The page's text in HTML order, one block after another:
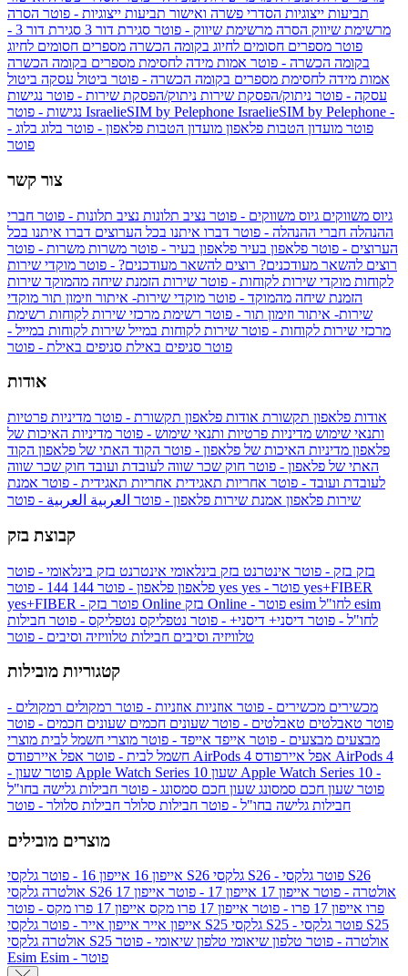
תביעות ייצוגיות הסדרי פשרה ואישור תביעות ייצוגיות - פוטר הסרה
מרשימת שיווק הסרה מרשימת שיווק - פוטר סגירת דור 3
סגירת דור 3 -
פוטר מספרים חסומים לחיוג בקומה הכשרה מספרים חסומים לחיוג
בקומה הכשרה - פוטר אמות מידה לחסימת מספרים בקומה הכשרה
אמות מידה לחסימת מספרים בקומה הכשרה - פוטר ביטול עסקה ביטול
עסקה - פוטר ניתוק/הפסקת שירות ניתוק/הפסקת שירות - פוטר נגישות
IsraelieSIM by Pelephone IsraelieSIM by Pelephone -
פוטר מועדון הטבות פלאפון מועדון הטבות פלאפון - פוטר בלוג בלוג -
פוטר
צור קשר
גיוס משווקים גיוס משווקים - פוטר נציב תלונות נציב תלונות - פוטר חברי
ההנהלה חברי ההנהלה - פוטר דברו איתנו בכל הערוצים דברו איתנו בכל
הערוצים - פוטר פלאפון בעיר פלאפון בעיר - פוטר משרות משרות - פוטר
רוצים להשאר מעודכנים? רוצים להשאר מעודכנים? - פוטר מוקדי שירות
לקוחות מוקדי שירות לקוחות - פוטר שירות הזמנת שיחה מהמוקד שירות
הזמנת שיחה מהמוקד - פוטר מוקדי שירות- איתור וזימון תור מוקדי
שירות- איתור וזימון תור - פוטר רשימת מרכזי שירות לקוחות רשימת
מרכזי שירות לקוחות - פוטר שירות לקוחות במייל שירות לקוחות במייל -
פוטר סניפים באילת סניפים באילת - פוטר
אודות
אודות פלאפון תקשורת אודות פלאפון תקשורת - פוטר מדיניות פרטיות
ותנאי שימוש מדיניות פרטיות ותנאי שימוש - פוטר מדיניות האיכות של
פלאפון מדיניות האיכות של פלאפון - פוטר הקוד האתי של פלאפון הקוד
האתי של פלאפון - פוטר חוק שכר שווה לעובדת ועובד חוק שכר שווה
לעובדת ועובד - פוטר אחריות תאגידית אחריות תאגידית - פוטר אמנת
שירות פלאפון אמנת שירות פלאפון - פוטר العربية العربية - פוטר
קבוצת בזק
בזק בזק - פוטר אינטרנט בזק בינלאומי אינטרנט בזק בינלאומי - פוטר
פלאפון פלאפון - פוטר 144 yes
yes+FIBER
yes+FIBER - פוטר בזק Online
esim
לחו"ל - פוטר דיסני+ דיסני+ - פוטר נטפליקס נטפליקס - פוטר חבילות
טלוויזיה וסיבים חבילות טלוויזיה וסיבים - פוטר
קטגוריות מובילות
מכשירים מכשירים - פוטר אוזניות אוזניות - פוטר רמקולים רמקולים -
פוטר טאבלטים טאבלטים - פוטר שעונים חכמים שעונים חכמים - פוטר
מבצעים מבצעים - פוטר אייפד אייפד - פוטר מוצרי חשמל לבית מוצרי
חשמל לבית - פוטר אפל איירפודס AirPods 4 אפל איירפודס AirPods 4
- פוטר שעון Apple Watch Series 10 שעון Apple Watch Series 10 -
פוטר שעון חכם סמסונג שעון חכם סמסונג - פוטר חבילות גלישה בחו"ל
חבילות גלישה בחו"ל - פוטר חבילות סלולר חבילות סלולר - פוטר
מוצרים מובילים
אייפון 16 אייפון 16 - פוטר גלקסי S26 גלקסי S26 - פוטר גלקסי S26
אולטרה
גלקסי S26 אולטרה - פוטר אייפון 17 אייפון 17 - פוטר
אייפון 17
פרו אייפון 17 פרו - פוטר אייפון 17 פרו מקס
אייפון 17 פרו מקס - פוטר
אייפון אייר אייפון אייר - פוטר גלקסי S25 גלקסי S25 - פוטר גלקסי S25
אולטרה
גלקסי S25 אולטרה - פוטר טלפון שיאומי טלפון שיאומי - פוטר
Esim
Esim - פוטר